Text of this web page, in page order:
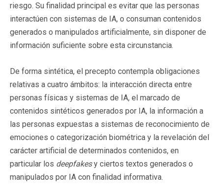
riesgo. Su finalidad principal es evitar que las personas
interactúen con sistemas de IA, o consuman contenidos
generados o manipulados artificialmente, sin disponer de
información suficiente sobre esta circunstancia.
De forma sintética, el precepto contempla obligaciones
relativas a cuatro ámbitos: la interacción directa entre
personas físicas y sistemas de IA, el marcado de
contenidos sintéticos generados por IA, la información a
las personas expuestas a sistemas de reconocimiento de
emociones o categorización biométrica y la revelación del
carácter artificial de determinados contenidos, en
particular los deepfakesy ciertos textos generados o
manipulados por IA con finalidad informativa.